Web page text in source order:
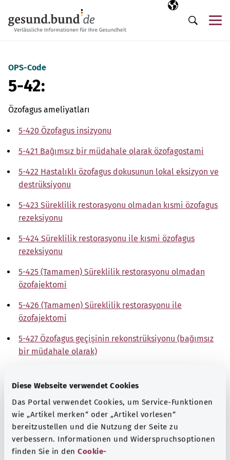
Diese Webseite verwendet Cookies
Das Portal verwendet Cookies, um Service-Funktionen
wie „Artikel merken“ oder „Artikel vorlesen“
bereitzustellen und die Nutzung der Seite zu
verbessern. Informationen und Widerspruchsoptionen
finden Sie in den Cookie-
Seçili dil
TR
Arama
OPS-Code
5-42:
Özofagus ameliyatları
5-420 Özofagus insizyonu
5-421 Bağımsız bir müdahale olarak özofagostami
5-422 Hastalıklı özofagus dokusunun lokal eksizyon ve
destrüksiyonu
5-423 Süreklilik restorasyonu olmadan kısmi özofagus
rezeksiyonu
5-424 Süreklilik restorasyonu ile kısmi özofagus
rezeksiyonu
5-425 (Tamamen) Süreklilik restorasyonu olmadan
özofajektomi
5-426 (Tamamen) Süreklilik restorasyonu ile
özofajektomi
5-427 Özofagus geçişinin rekonstrüksiyonu (bağımsız
bir müdahale olarak)
konjenital özofagotrakeal fistülün onarımı
5-429 Diğer özofagus ameliyatları
5-42a Diğer özofagus ameliyatları
Not